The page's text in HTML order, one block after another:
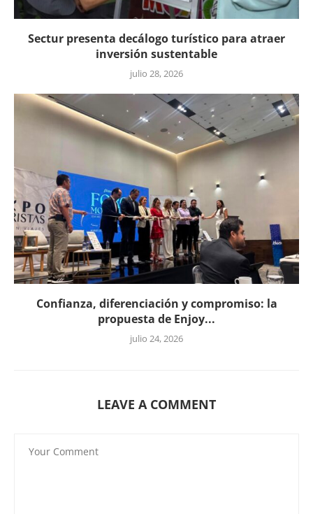
Sectur presenta decálogo turístico para atraer
inversión sustentable
julio 28, 2026
Confianza, diferenciación y compromiso: la
propuesta de Enjoy...
julio 24, 2026
LEAVE A COMMENT